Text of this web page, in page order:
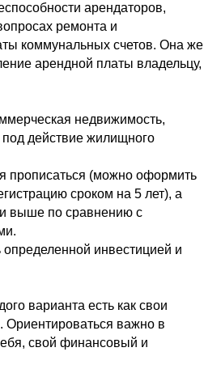
арендаторов,
ремонта и
коммунальных счетов. Она же
арендной платы владельцу,
недвижимость,
под действие жилищного
прописаться (можно оформить
сроком на 5 лет), а
выше по сравнению с
определенной инвестицией и
варианта есть как свои
Ориентироваться важно в
свой финансовый и